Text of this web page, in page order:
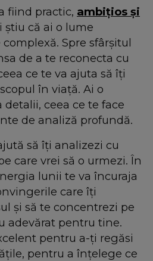
fiind practic, ambițios și
știu că ai o lume
Spre sfârșitul
de a te reconecta cu
ce te va ajuta să îți
în viață. Ai o
ceea ce te face
de analiză profundă.
să îți analizezi cu
care vrei să o urmezi. În
lunii te va încuraja
care îți
și să te concentrezi pe
adevărat pentru tine.
pentru a-ți regăsi
pentru a înțelege ce